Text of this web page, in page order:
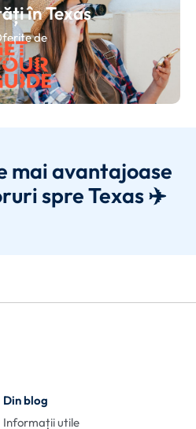
în Texas
de
mai avantajoase
spre Texas ✈️
Din blog
Informații utile